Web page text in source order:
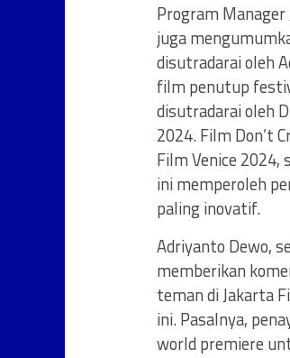
Program
juga
disutradarai oleh
film penutup
disutradarai oleh
2024. Film Don’t
Film Venice 2024,
ini memperoleh
paling inovatif.
Adriyanto Dewo,
memberikan
teman di Jakarta
ini. Pasalnya,
world premiere